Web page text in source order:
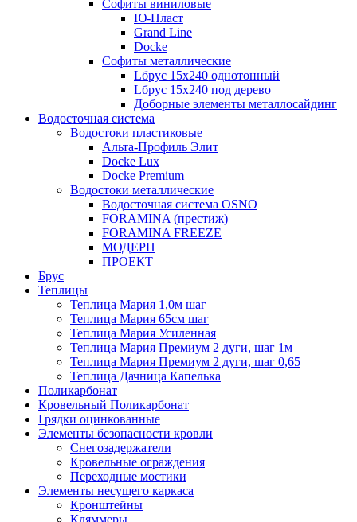
Софиты виниловые
Ю-Пласт
Grand Line
Docke
Софиты металлические
Lбрус 15x240 однотонный
Lбрус 15x240 под дерево
Доборные элементы металлосайдинг
Водосточная система
Водостоки пластиковые
Альта-Профиль Элит
Docke Lux
Docke Premium
Водостоки металлические
Водосточная система OSNO
FORAMINA (престиж)
FORAMINA FREEZE
МОДЕРН
ПРОЕКТ
Брус
Теплицы
Теплица Мария 1,0м шаг
Теплица Мария 65см шаг
Теплица Мария Усиленная
Теплица Мария Премиум 2 дуги, шаг 1м
Теплица Мария Премиум 2 дуги, шаг 0,65
Теплица Дачница Капелька
Поликарбонат
Кровельный Поликарбонат
Грядки оцинкованные
Элементы безопасности кровли
Снегозадержатели
Кровельные ограждения
Переходные мостики
Элементы несущего каркаса
Кронштейны
Кляммеры